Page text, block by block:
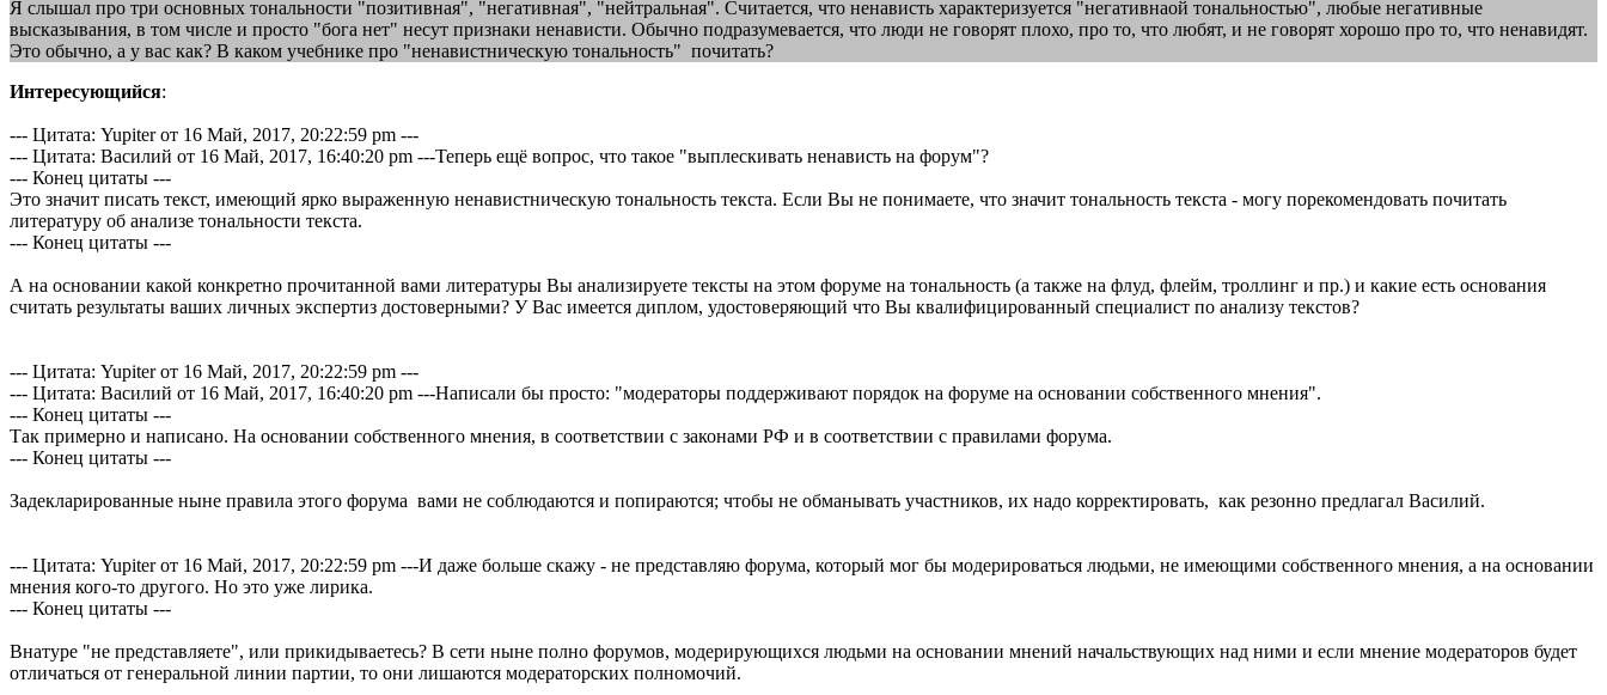
Я слышал про три основных тональности "позитивная", "негативная", "нейтральная". Считается, что ненависть характеризуется "негативнаой тональностью", любые негативные
высказывания, в том числе и просто "бога нет" несут признаки ненависти. Обычно подразумевается, что люди не говорят плохо, про то, что любят, и не говорят хорошо про то, что ненавидят.
Это обычно, а у вас как? В каком учебнике про "ненавистническую тональность" почитать?
Интересующийся:
--- Цитата: Yupiter от 16 Май, 2017, 20:22:59 pm ---
--- Цитата: Василий от 16 Май, 2017, 16:40:20 pm ---Теперь ещё вопрос, что такое "выплескивать ненависть на форум"?
--- Конец цитаты ---
Это значит писать текст, имеющий ярко выраженную ненавистническую тональность текста. Если Вы не понимаете, что значит тональность текста - могу порекомендовать почитать
литературу об анализе тональности текста.
--- Конец цитаты ---
А на основании какой конкретно прочитанной вами литературы Вы анализируете тексты на этом форуме на тональность (а также на флуд, флейм, троллинг и пр.) и какие есть основания
считать результаты ваших личных экспертиз достоверными? У Вас имеется диплом, удостоверяющий что Вы квалифицированный специалист по анализу текстов?
--- Цитата: Yupiter от 16 Май, 2017, 20:22:59 pm ---
--- Цитата: Василий от 16 Май, 2017, 16:40:20 pm ---Написали бы просто: "модераторы поддерживают порядок на форуме на основании собственного мнения".
--- Конец цитаты ---
Так примерно и написано. На основании собственного мнения, в соответствии с законами РФ и в соответствии с правилами форума.
--- Конец цитаты ---
Задекларированные ныне правила этого форума вами не соблюдаются и попираются; чтобы не обманывать участников, их надо корректировать, как резонно предлагал Василий.
--- Цитата: Yupiter от 16 Май, 2017, 20:22:59 pm ---И даже больше скажу - не представляю форума, который мог бы модерироваться людьми, не имеющими собственного мнения, а на основании
мнения кого-то другого. Но это уже лирика.
--- Конец цитаты ---
Внатуре "не представляете", или прикидываетесь? В сети ныне полно форумов, модерирующихся людьми на основании мнений начальствующих над ними и если мнение модераторов будет
отличаться от генеральной линии партии, то они лишаются модераторских полномочий.